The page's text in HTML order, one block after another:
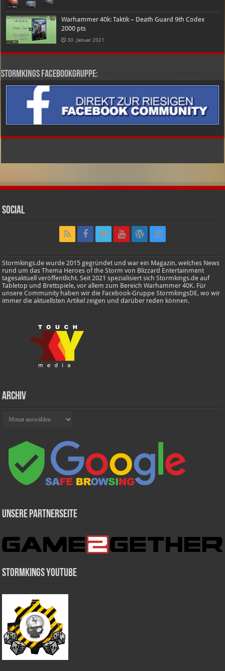
Warhammer 40k: Taktik – Death Guard 9th Codex
2000 pts
30. Januar 2021
Stormkings Facebookgruppe:
Social
Stormkings.de wurde 2015 gegründet und war ein Magazin, welches News
rund um das Thema Heroes of the Storm von Blizzard Entertainment
tagesaktuell veröffentlicht. Seit 2021 spezialisiert sich Stormkings.de auf
Tabletop und Brettspiele, vor allem zum Bereich Warhammer 40K. Für
unsere Community haben wir die Facebook-Gruppe StormkingsDE, wo wir
immer die aktuellsten Artikel zeigen und darüber reden können.
Archiv
Unsere Partnerseite
Stormkings Youtube